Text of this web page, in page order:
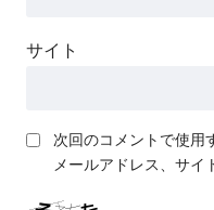
サイト
次回のコメントで使用
メールアドレス、サイ